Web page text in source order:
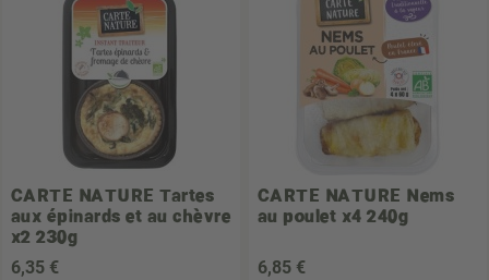
CARTE NATURE Tartes
aux épinards et au chèvre
x2 230g
6,35 €
CARTE NATURE Nems
au poulet x4 240g
6,85 €